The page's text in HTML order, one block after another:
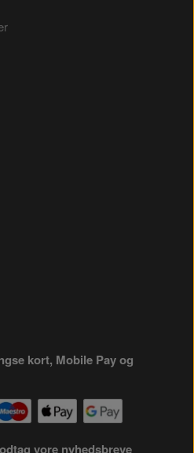
kort, Mobile Pay og
vore nyhedsbreve